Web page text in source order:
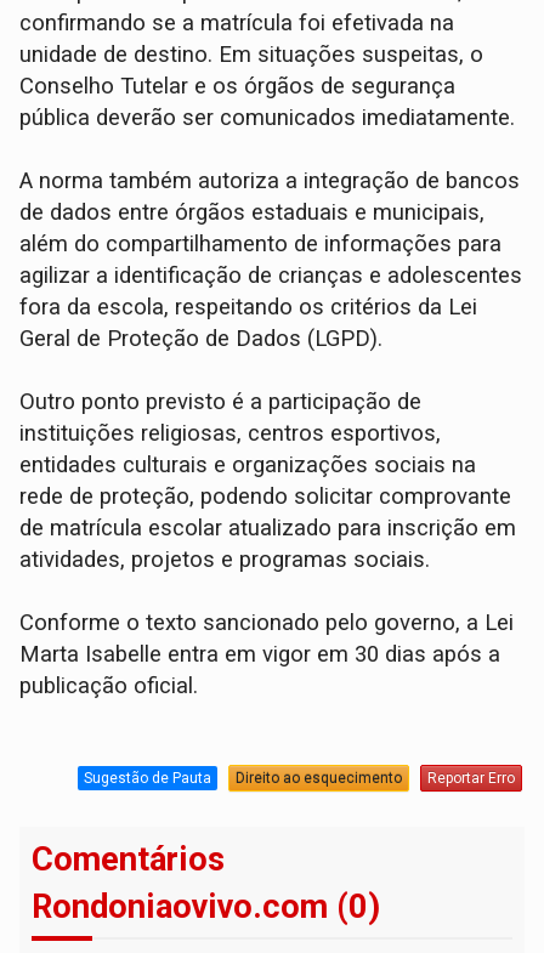
confirmando se a matrícula foi efetivada na
unidade de destino. Em situações suspeitas, o
Conselho Tutelar e os órgãos de segurança
pública deverão ser comunicados imediatamente.
A norma também autoriza a integração de bancos
de dados entre órgãos estaduais e municipais,
além do compartilhamento de informações para
agilizar a identificação de crianças e adolescentes
fora da escola, respeitando os critérios da Lei
Geral de Proteção de Dados (LGPD).
Outro ponto previsto é a participação de
instituições religiosas, centros esportivos,
entidades culturais e organizações sociais na
rede de proteção, podendo solicitar comprovante
de matrícula escolar atualizado para inscrição em
atividades, projetos e programas sociais.
Conforme o texto sancionado pelo governo, a Lei
Marta Isabelle entra em vigor em 30 dias após a
publicação oficial.
Sugestão de Pauta Direito ao esquecimento Reportar Erro
Comentários
Rondoniaovivo.com (0)